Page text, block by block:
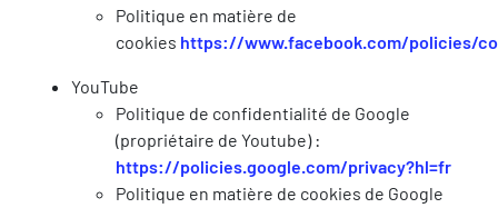
Politique en matière de
cookies https://www.facebook.com/policies/
YouTube
Politique de confidentialité de Google
(propriétaire de Youtube) :
https://policies.google.com/privacy?hl=fr
Politique en matière de cookies de Google